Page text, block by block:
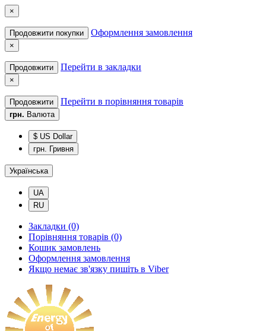
×
Продовжити покупки Оформлення замовлення
×
Продовжити Перейти в закладки
×
Продовжити Перейти в порівняння товарів
грн. Валюта
$ US Dollar
грн. Гривня
Українська
UA
RU
Закладки (0)
Порівняння товарів (0)
Кошик замовлень
Оформлення замовлення
Якщо немає зв'язку пишіть в Viber